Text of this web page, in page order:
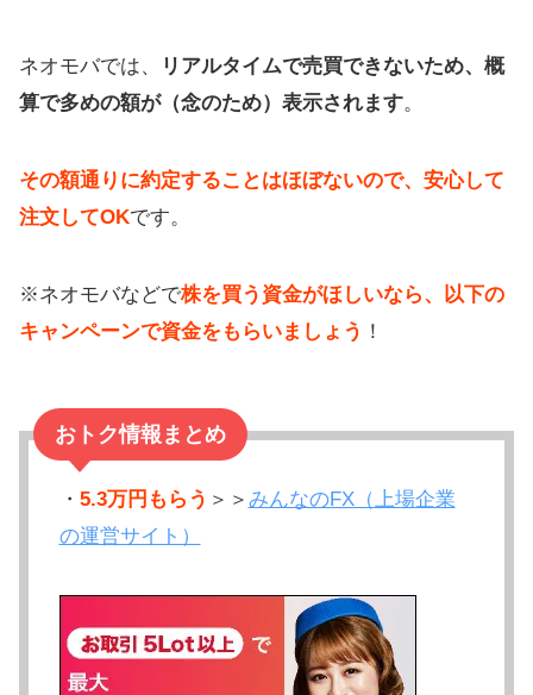
ネオモバでは、
リアルタイムで売買できないため、概
算で多めの額が（念のため）表示されます。
その額通りに約定することはほぼないので、安心して
注文してOKです。
※ネオモバなどで株を買う資金がほしいなら、以下の
キャンペーンで資金をもらいましょう ！
おトク情報まとめ
・ 5.3万円もらう ＞＞ みんなのFX（上場企業
の運営サイト）